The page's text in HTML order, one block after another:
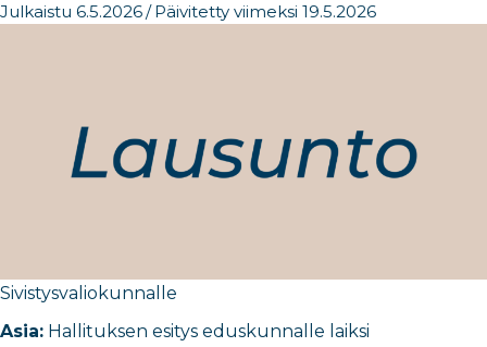
Julkaistu 6.5.2026/ Päivitetty viimeksi 19.5.2026
Sivistysvaliokunnalle
Asia: Hallituksen esitys eduskunnalle laiksi